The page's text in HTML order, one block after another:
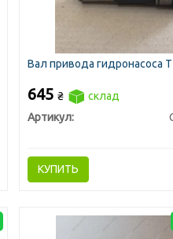
Вал привода гидронасоса
645 ₴
склад
Артикул:
КУПИТЬ